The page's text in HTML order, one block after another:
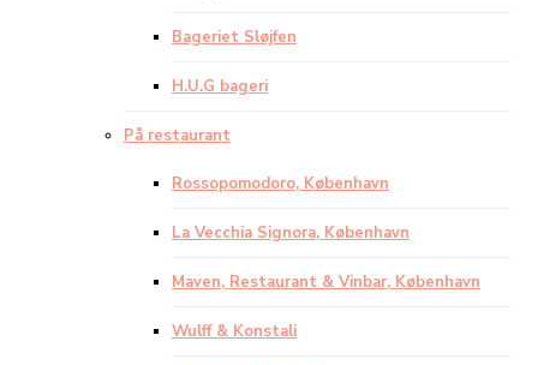
Bageriet Sløjfen
H.U.G bageri
På restaurant
Rossopomodoro, København
La Vecchia Signora, København
Maven, Restaurant & Vinbar, København
Wulff & Konstali